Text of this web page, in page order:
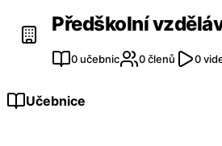
Předškolní
0 učebnic 0 členů 0
Učebnice